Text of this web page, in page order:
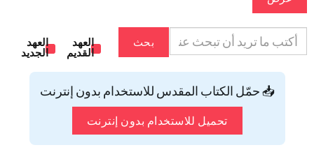
بحث
العهد
القديم
العهد
الجديد
📥 حمّل الكتاب المقدس للاستخدام بدون إنترنت
تحميل للاستخدام بدون إنترنت